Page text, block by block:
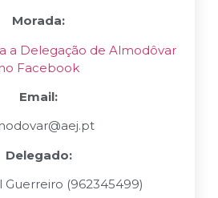
Morada:
a Delegação de Almodôvar
Facebook
Email:
Delegado:
Guerreiro (962345499)